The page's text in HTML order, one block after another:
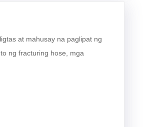
at mahusay na paglipat ng
ng fracturing hose, mga